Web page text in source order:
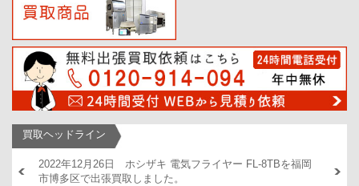
買取ヘッドライン
2022年12月26日 ホシザキ 電気フライヤー FL-8TBを福岡
市博多区で出張買取しました。
出張買